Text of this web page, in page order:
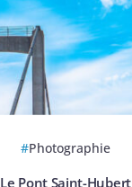
Photographie
Le Pont Saint-Hubert